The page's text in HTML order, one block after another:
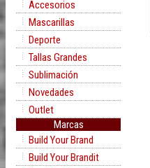
Accesorios
Mascarillas
Deporte
Tallas Grandes
Sublimación
Novedades
Outlet
Marcas
Build Your Brand
Build Your Brandit